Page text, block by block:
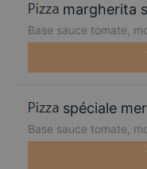
margherita
Base sauce tomate,
spéciale
Base sauce tomate,